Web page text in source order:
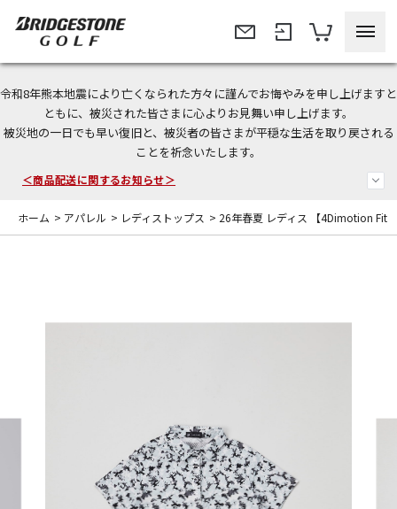
令和8年熊本地震により亡くなられた方々に謹んでお悔やみを申し上げますと
ともに、被災された皆さまに心よりお見舞い申し上げます。
被災地の一日でも早い復旧と、被災者の皆さまが平穏な生活を取り戻される
ことを祈念いたします。
＜夏季休暇中のご注文・発送・お問い合わせ＞
今なら新規会員登録で1,000円OFFクーポンプレゼント！
＜商品配送に関するお知らせ＞
ホーム > アパレル > レディストップス > 26年春夏 レディス 【4Dimotion Fit